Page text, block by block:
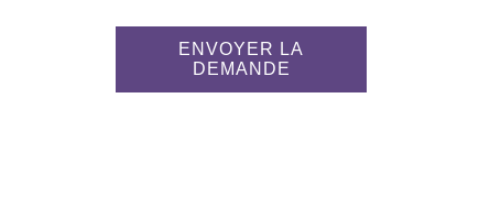
ENVOYER LA
DEMANDE